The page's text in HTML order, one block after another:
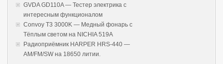
GVDA GD110A — Тестер электрика с
интересным функционалом
Convoy T3 3000K — Медный фонарь с
Тёплым светом на NICHIA 519A
Радиоприёмник HARPER HRS-440 —
AM/FM/SW на 18650 литии.